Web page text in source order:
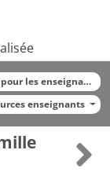
pour les enseignants
enseignants